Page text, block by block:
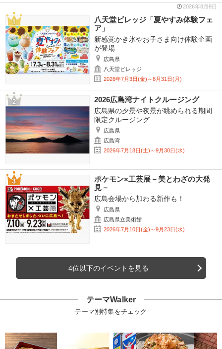
2026年8月9日
八天堂ビレッジ「夏やすみ体験フェ
ア」
新感覚かき氷やお子さま向け体験企画
が登場
広島県
八天堂ビレッジ
2026年7月3日(金)～8月31日(月)
2026広島湾ナイトクルージング
広島県の夕景や夜景が眺められる期間
限定クルージング
広島県
広島湾
2026年7月18日(土)～9月30日(水)
ポケモン×工芸展－美とわざの大発
見－
広島会場から加わる新作も！
広島県
広島県立美術館
2026年7月10日(金)～9月23日(水)
4位以下のイベントを見る
テーマWalker
テーマ別特集をチェック